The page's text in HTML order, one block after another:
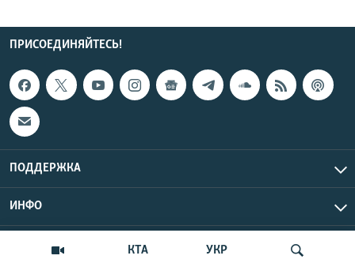
КТА УКР
ПРИСОЕДИНЯЙТЕСЬ!
ПОДДЕРЖКА
ИНФО
Copyright Крым.Реалии, 2026 | Все права защищены.
UTC+3